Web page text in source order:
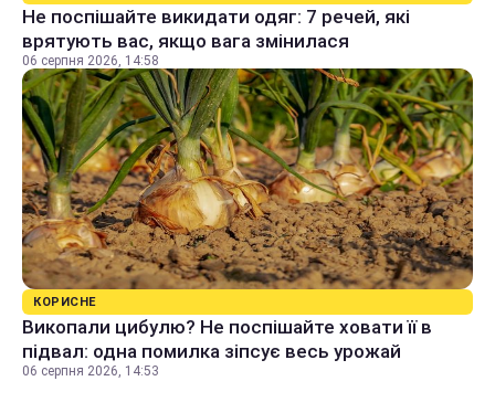
Не поспішайте викидати одяг: 7 речей, які
врятують вас, якщо вага змінилася
06 серпня 2026, 14:58
КОРИСНЕ
Викопали цибулю? Не поспішайте ховати її в
підвал: одна помилка зіпсує весь урожай
06 серпня 2026, 14:53